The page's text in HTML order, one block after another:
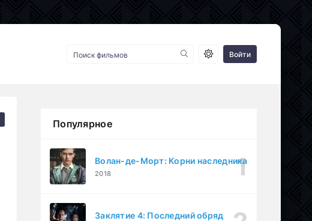
Войти
Популярное
Волан-де-Морт: Корни наследника
2018
Заклятие 4: Последний обряд